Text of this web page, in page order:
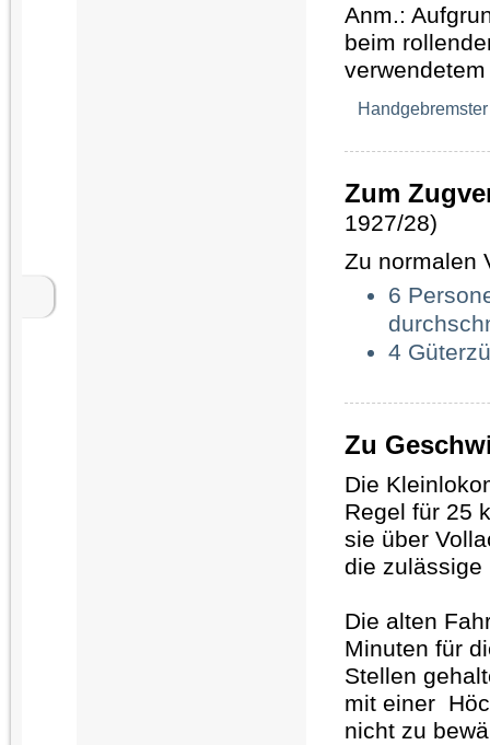
Anm.:
beim
Zum
1927/28)
Zu normalen
6
4
Zu
Die
Regel für 25
sie über
die zulässige
Die alten
Minuten für
Stellen
mit einer
nicht zu